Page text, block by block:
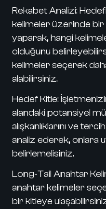
Rekabet Analizi:
kelimeler üzerinde bir
yaparak, hangi
olduğunu
kelimeler seçerek
alabilirsiniz.
Hedef Kitle:
alandaki potansiyel
alışkanlıklarını ve
analiz ederek, onlara
belirlemelisiniz.
Long-Tail Anahtar
anahtar kelimeler
bir kitleye